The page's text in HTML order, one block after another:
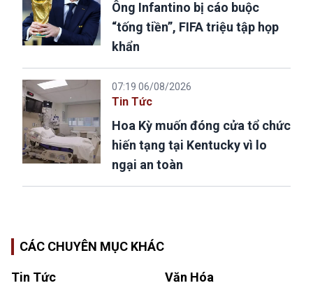
Ông Infantino bị cáo buộc
“tống tiền”, FIFA triệu tập họp
khẩn
07:19 06/08/2026
Tin Tức
Hoa Kỳ muốn đóng cửa tổ chức
hiến tạng tại Kentucky vì lo
ngại an toàn
CÁC CHUYÊN MỤC KHÁC
Tin Tức Văn Hóa